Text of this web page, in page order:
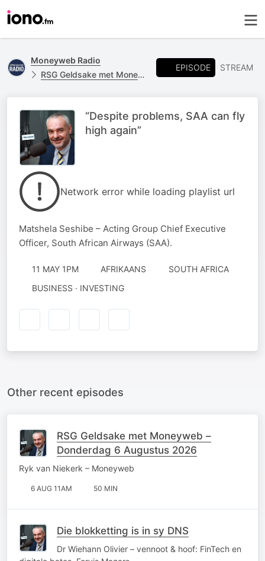
Moneyweb Radio
RSG Geldsake met Moneyweb
EPISODE STREAM
“Despite problems, SAA can fly
high again”
Network error while loading playlist url
Matshela Seshibe – Acting Group Chief Executive
Officer, South African Airways (SAA).
11 MAY 1PM AFRIKAANS
SOUTH AFRICA
BUSINESS · INVESTING
Other recent episodes
RSG Geldsake met Moneyweb –
Donderdag 6 Augustus 2026
Ryk van Niekerk – Moneyweb
6 AUG 11AM 50 MIN
Die blokketting is in sy DNS
Dr Wiehann Olivier – vennoot & hoof: FinTech en